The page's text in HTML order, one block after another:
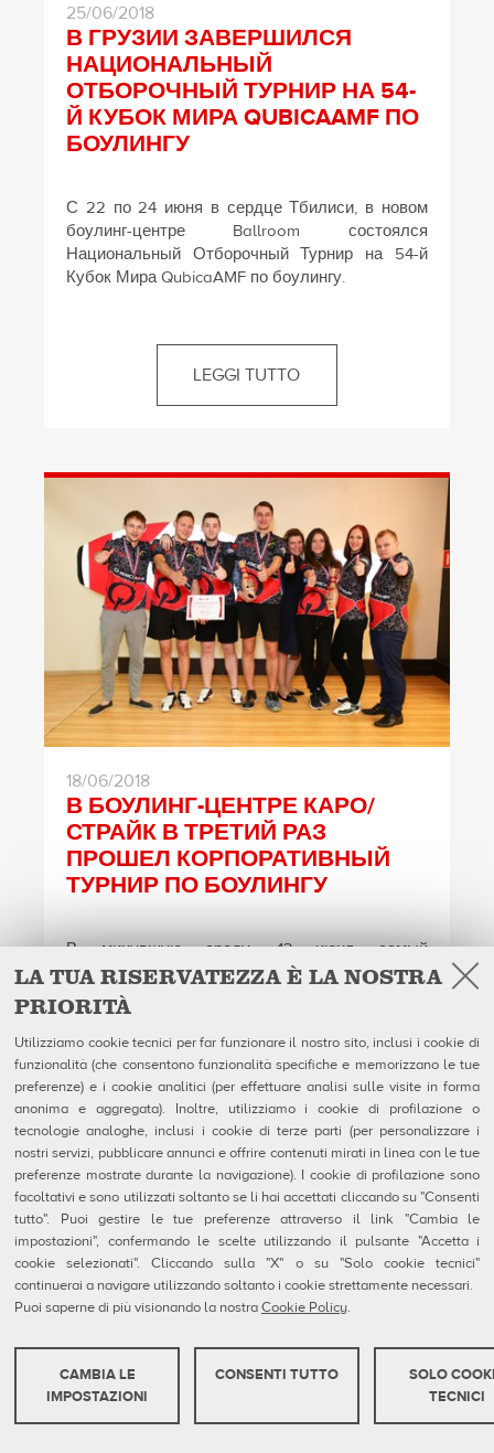
LA TUA RISERVATEZZA È LA NOSTRA
PRIORITÀ
Utilizziamo cookie tecnici per far funzionare il nostro sito, inclusi i cookie di
funzionalità (che consentono funzionalità specifiche e memorizzano le tue
preferenze) e i cookie analitici (per effettuare analisi sulle visite in forma
anonima e aggregata). Inoltre, utilizziamo i cookie di profilazione o
tecnologie analoghe, inclusi i cookie di terze parti (per personalizzare i
nostri servizi, pubblicare annunci e offrire contenuti mirati in linea con le tue
preferenze mostrate durante la navigazione). I cookie di profilazione sono
facoltativi e sono utilizzati soltanto se li hai accettati cliccando su "Consenti
tutto". Puoi gestire le tue preferenze attraverso il link "Cambia le
impostazioni", confermando le scelte utilizzando il pulsante "Accetta i
cookie selezionati". Cliccando sulla "X" o su "Solo cookie tecnici"
continuerai a navigare utilizzando soltanto i cookie strettamente necessari.
Puoi saperne di più visionando la nostraCookie Policy.
COOKIE TECNICI
SOLO
TECNICI
CONSENTI TUTTO
CAMBIA LE
IMPOSTAZIONI
25/06/2018
В ГРУЗИИ ЗАВЕРШИЛСЯ
НАЦИОНАЛЬНЫЙ
ОТБОРОЧНЫЙ ТУРНИР НА 54-
Й КУБОК МИРА QUBICAAMF ПО
БОУЛИНГУ
С 22 по 24 июня в сердце Тбилиси, в новом
боулинг-центре Ballroom состоялся
Национальный Отборочный Турнир на 54-й
Кубок Мира QubicaAMF по боулингу.
LEGGI TUTTO
18/06/2018
В БОУЛИНГ-ЦЕНТРЕ КАРО/
СТРАЙК В ТРЕТИЙ РАЗ
ПРОШЕЛ КОРПОРАТИВНЫЙ
ТУРНИР ПО БОУЛИНГУ
В минувшую среду, 13 июня самый
современный боулинг-центр столицы КАРО/
Страйк гостеприимно принял на своей
территории сотрудников 6 кинотеатров сети.
Сборные команды кинотеатров приехали
побороться на призовые места в
корпоративном турнире по боулингу
LEGGI TUTTO